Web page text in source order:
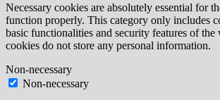
Necessary cookies are absolutely essential for
function properly. This category only includes
basic functionalities and security features of the
cookies do not store any personal information.
Non-necessary
Non-necessary